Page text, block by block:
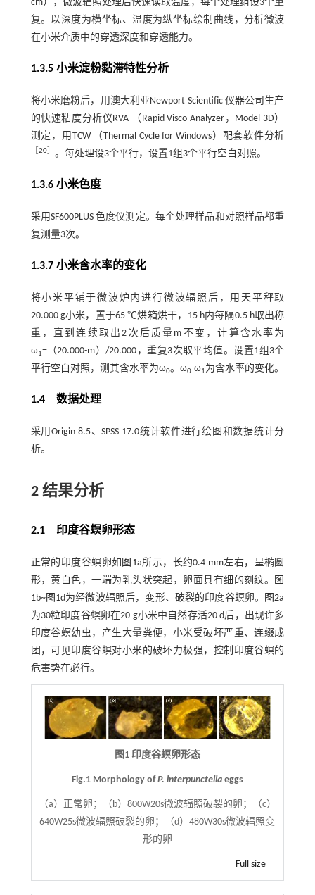
cm），微波辐照处理后快速读取温度，每个处理组设3个重
复。以深度为横坐标、温度为纵坐标绘制曲线，分析微波
在小米介质中的穿透深度和穿透能力。
1.3.5 小米淀粉黏滞特性分析
将小米磨粉后，用澳大利亚Newport Scientific 仪器公司生产
的快速粘度分析仪RVA （Rapid Visco Analyzer，Model 3D）
测定，用TCW （Thermal Cycle for Windows）配套软件分析
20］ 。每处理设3个平行，设置1组3个平行空白对照。
1.3.6 小米色度
采用SF600PLUS 色度仪测定。每个处理样品和对照样品都重
复测量3次。
1.3.7 小米含水率的变化
将小米平铺于微波炉内进行微波辐照后，用天平秤取
20.000 g小米，置于65 ℃烘箱烘干，15 h内每隔0.5 h取出称
重，直到连续取出2次后质量m不变，计算含水率为
ω1=（20.000-m）/20.000，重复3次取平均值。设置1组3个
平行空白对照，测其含水率为ω0。ω0-ω1为含水率的变化。
1.4 数据处理
采用Origin 8.5、SPSS 17.0统计软件进行绘图和数据统计分
析。
2 结果分析
2.1 印度谷螟卵形态
正常的印度谷螟卵如 图1a所示，长约0.4 mm左右，呈椭圆
形，黄白色，一端为乳头状突起，卵面具有细的刻纹。
图
1b~图1d为经微波辐照后，变形、破裂的印度谷螟卵。 图2a
为30粒印度谷螟卵在20 g小米中自然存活20 d后，出现许多
印度谷螟幼虫，产生大量粪便，小米受破坏严重、连缀成
团，可见印度谷螟对小米的破坏力极强，控制印度谷螟的
危害势在必行。
图1 印度谷螟卵形态
Fig.1 Morphology ofP. interpunctellaeggs
（a）正常卵；（b）800W20s微波辐照破裂的卵；（c）
640W25s微波辐照破裂的卵；（d）480W30s微波辐照变
形的卵
Full size